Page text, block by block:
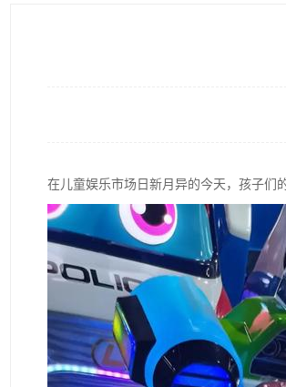
在儿童娱乐市场日新月异的今天，孩子们